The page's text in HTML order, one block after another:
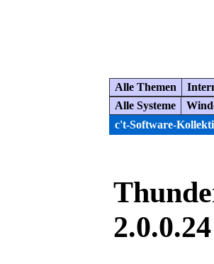
Alle Themen
Alle Systeme
c't-Software-
2.0.0.24